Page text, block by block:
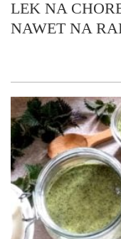
LEK NA
NAWET NA